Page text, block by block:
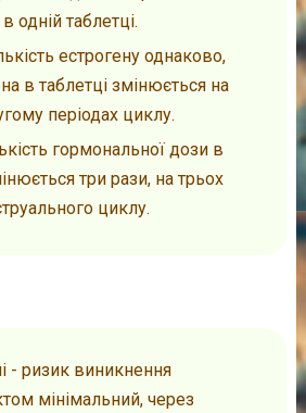
одній таблетці.
естрогену однаково,
в таблетці змінюється на
періодах циклу.
гормональної дози в
три рази, на трьох
циклу.
- ризик виникнення
мінімальний, через